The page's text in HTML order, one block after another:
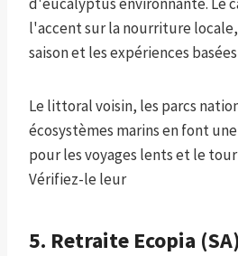
l'accent sur la nourriture
saison et les expériences
Le littoral voisin, les parcs
écosystèmes marins en font
pour les voyages lents et le
Vérifiez-le leur
5. Retraite Ecopia (SA)